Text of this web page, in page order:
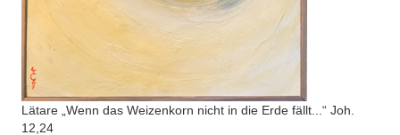
Lätare „Wenn das Weizenkorn nicht in die Erde fällt...“ Joh.
12,24